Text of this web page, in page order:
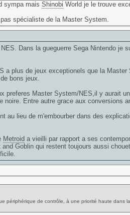
sympa mais Shinobi World je le trouve
spécialiste de la Master System.
Dans la gueguerre Sega Nintendo je
a plus de jeux exceptionels que la
bons jeux.
preferes Master System/NES,il y aurait
noire. Entre autre grace aux conversions
au lieu de m'embourber dans des
Metroid a vieilli par rapport a ses
Goblin qui restent toujours aussi
périphérique de contrôle, à une priorité haute dans